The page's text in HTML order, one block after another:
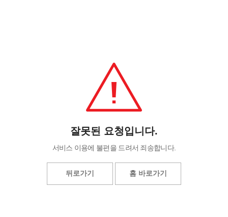
잘못된 요청입니다.
서비스 이용에 불편을 드려서 죄송합니다.
뒤로가기 홈 바로가기